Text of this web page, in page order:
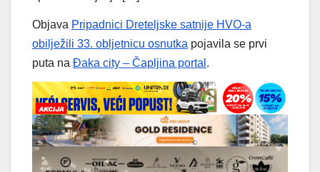
Objava Pripadnici Dreteljske satnije HVO-a
obilježili 33. obljetnicu osnutka pojavila se prvi
puta na Đaka city – Čapljina portal .